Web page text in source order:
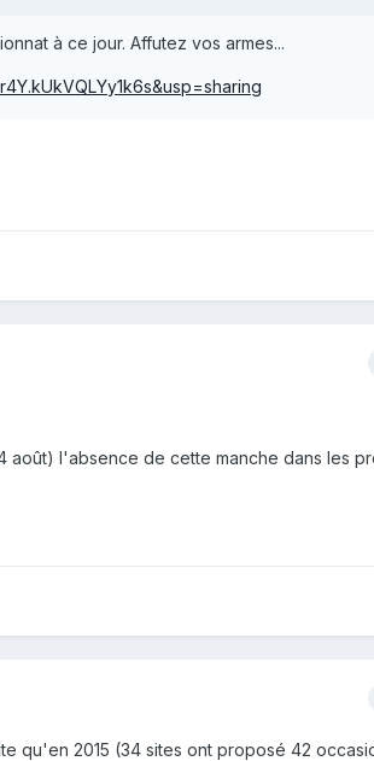
à ce jour. Affutez vos armes...
août) l'absence de cette manche dans les
qu'en 2015 (34 sites ont proposé 42